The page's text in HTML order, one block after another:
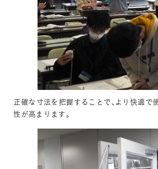
正確な寸法を把握することで、より快適で
性が高まります。